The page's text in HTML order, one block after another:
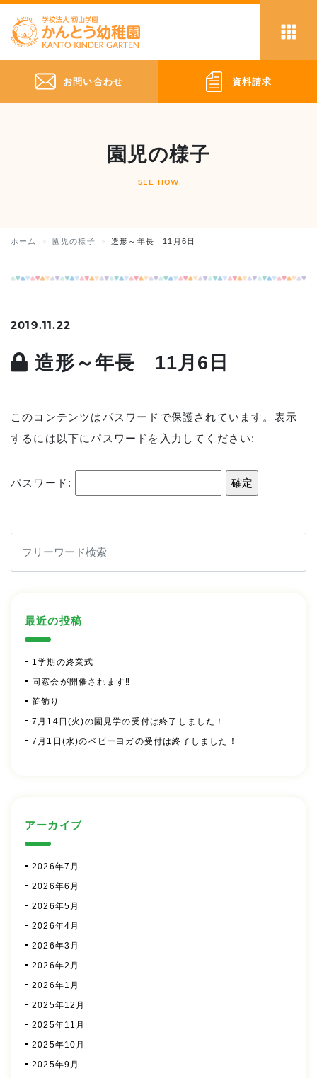
お問い合わせ 資料請求
園児の様子
SEE HOW
ホーム 園児の様子 造形～年長 11月6日
2019.11.22
造形～年長 11月6日
このコンテンツはパスワードで保護されています。表示
するには以下にパスワードを入力してください:
パスワード:
最近の投稿
1学期の終業式
同窓会が開催されます‼
笹飾り
7月14日(火)の園見学の受付は終了しました！
7月1日(水)のベビーヨガの受付は終了しました！
アーカイブ
2026年7月
2026年6月
2026年5月
2026年4月
2026年3月
2026年2月
2026年1月
2025年12月
2025年11月
2025年10月
2025年9月